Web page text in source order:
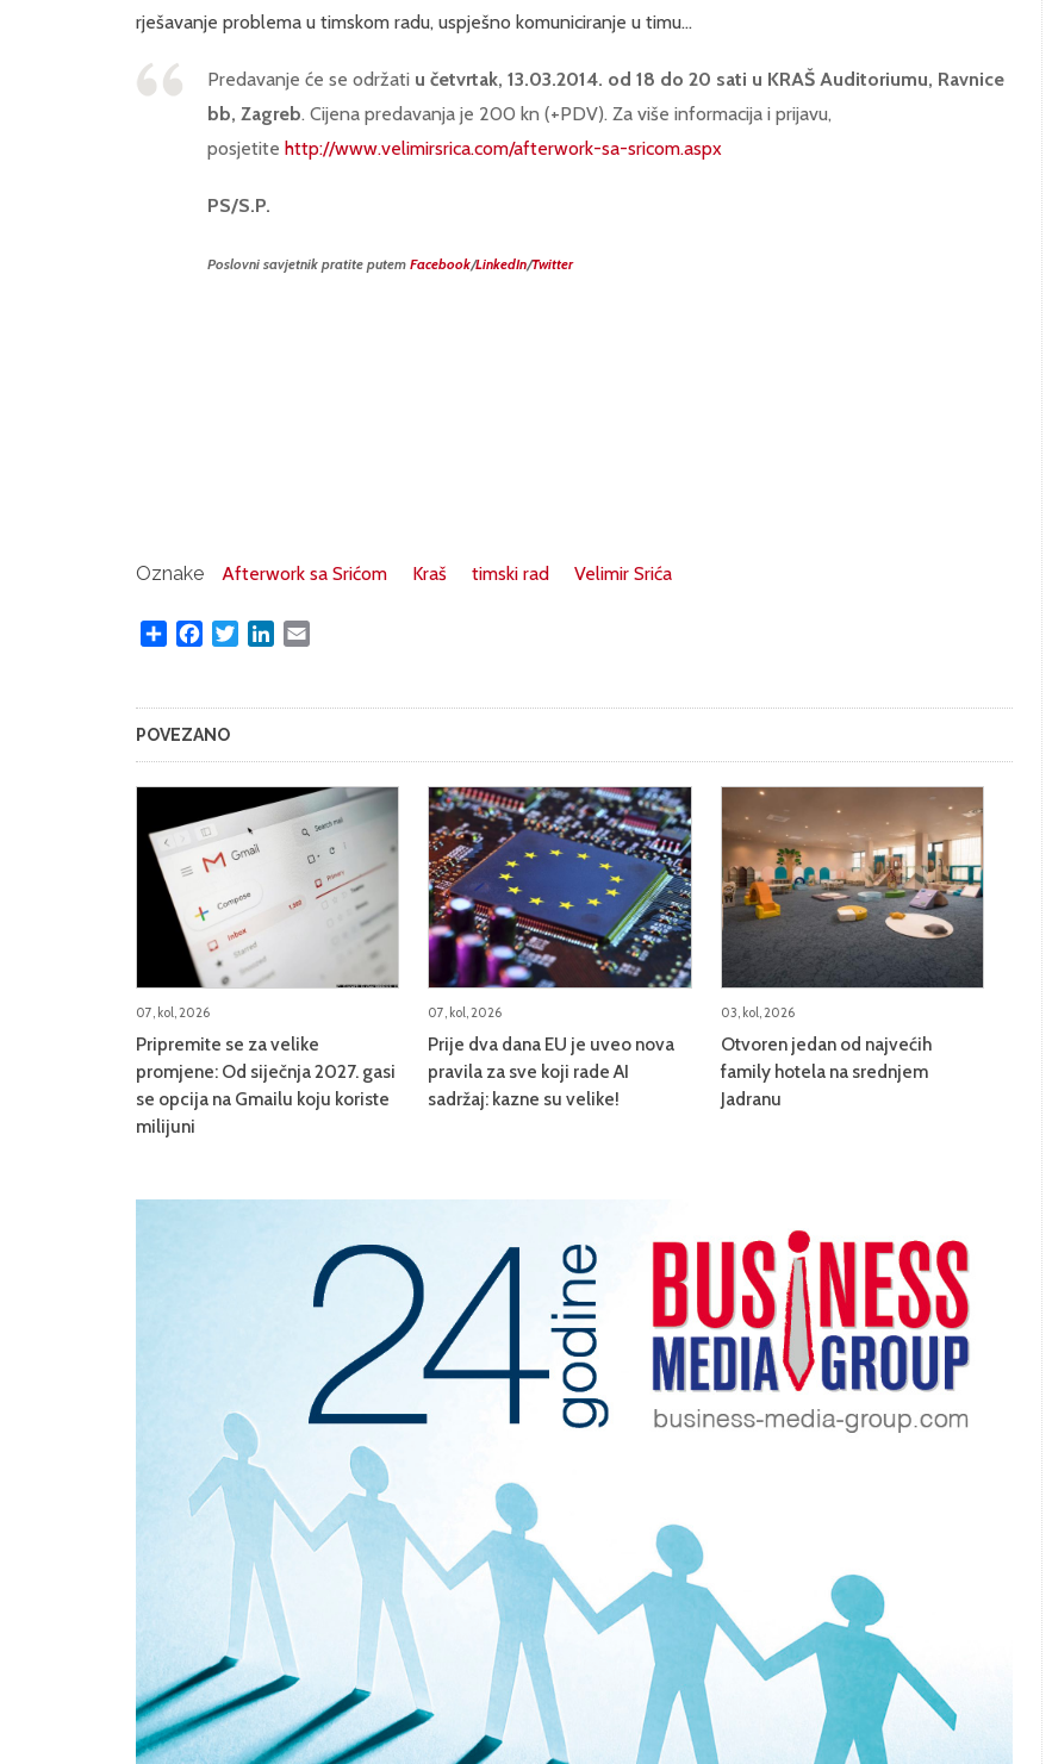
rješavanje problema u timskom radu, uspješno komuniciranje u timu...
Predavanje će se održati u četvrtak, 13.03.2014. od 18 do 20 sati u KRAŠ Auditoriumu, Ravnice
bb, Zagreb. Cijena predavanja je 200 kn (+PDV). Za više informacija i prijavu,
posjetite http://www.velimirsrica.com/afterwork-sa-sricom.aspx
PS/S.P.
Poslovni savjetnik pratite putem Facebook/LinkedIn/Twitter
Oznake Afterwork sa Srićom Kraš timski rad Velimir Srića
Share FacebookTwitterLinkedIn
POVEZANO
07, kol, 2026
Pripremite se za velike
promjene: Od siječnja 2027. gasi
se opcija na Gmailu koju koriste
milijuni
07, kol, 2026
Prije dva dana EU je uveo nova
pravila za sve koji rade AI
sadržaj: kazne su velike!
03, kol, 2026
Otvoren jedan od najvećih
family hotela na srednjem
Jadranu